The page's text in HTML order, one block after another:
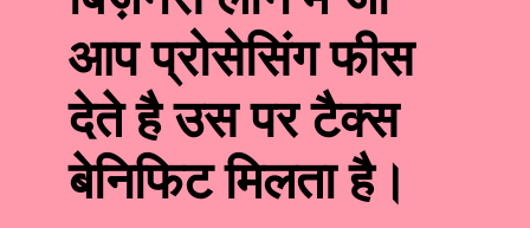
आप प्रोसेसिंग फीस
देते है उस पर टैक्स
बेनिफिट मिलता है।